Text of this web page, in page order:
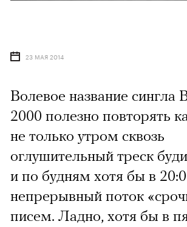
23 МАЯ 2014
Волевое название сингла
2000 полезно повторять
не только утром сквозь
оглушительный треск
и по будням хотя бы в
непрерывный поток
писем. Ладно, хотя бы в